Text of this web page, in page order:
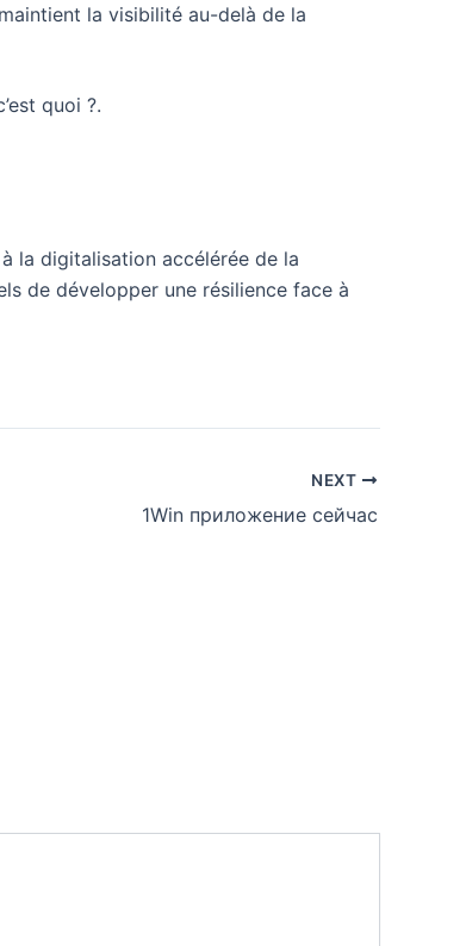
la visibilité au-delà de la
quoi ?.
la digitalisation accélérée de la
de développer une résilience face à
NEXT
1Win приложение сейчас